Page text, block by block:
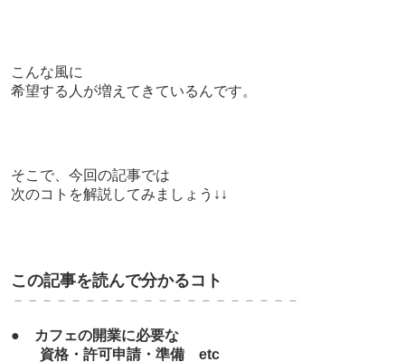
こんな風に
希望する人が増えてきているんです。
そこで、今回の記事では
次のコトを解説してみましょう↓↓
この記事を読んで分かるコト
－－－－－－－－－－－－－－－－－－－－
●
カフェの開業に必要な
資格・許可申請・準備 etc